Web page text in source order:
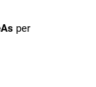
per